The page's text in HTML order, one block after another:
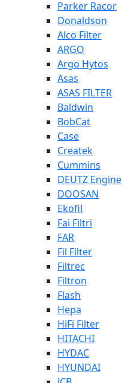
Parker Racor
Donaldson
Alco Filter
ARGO
Argo Hytos
Asas
ASAS FILTER
Baldwin
BobCat
Case
Createk
Cummins
DEUTZ Engine
DOOSAN
Ekofil
Fai Filtri
FAR
Fil Filter
Filtrec
Filtron
Flash
Hepa
HiFi Filter
HITACHI
HYDAC
HYUNDAI